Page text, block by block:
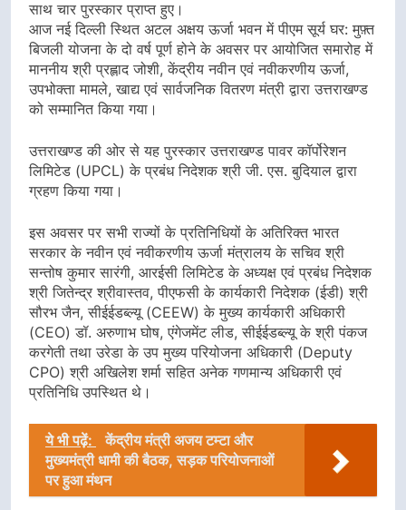
साथ चार पुरस्कार प्राप्त हुए।
आज नई दिल्ली स्थित अटल अक्षय ऊर्जा भवन में पीएम सूर्य घर: मुफ़्त
बिजली योजना के दो वर्ष पूर्ण होने के अवसर पर आयोजित समारोह में
माननीय श्री प्रह्लाद जोशी, केंद्रीय नवीन एवं नवीकरणीय ऊर्जा,
उपभोक्ता मामले, खाद्य एवं सार्वजनिक वितरण मंत्री द्वारा उत्तराखण्ड
को सम्मानित किया गया।
उत्तराखण्ड की ओर से यह पुरस्कार उत्तराखण्ड पावर कॉर्पोरेशन
लिमिटेड (UPCL) के प्रबंध निदेशक श्री जी. एस. बुदियाल द्वारा
ग्रहण किया गया।
इस अवसर पर सभी राज्यों के प्रतिनिधियों के अतिरिक्त भारत
सरकार के नवीन एवं नवीकरणीय ऊर्जा मंत्रालय के सचिव श्री
सन्तोष कुमार सारंगी, आरईसी लिमिटेड के अध्यक्ष एवं प्रबंध निदेशक
श्री जितेन्द्र श्रीवास्तव, पीएफसी के कार्यकारी निदेशक (ईडी) श्री
सौरभ जैन, सीईईडब्ल्यू (CEEW) के मुख्य कार्यकारी अधिकारी
(CEO) डॉ. अरुणाभ घोष, एंगेजमेंट लीड, सीईईडब्ल्यू के श्री पंकज
करगेती तथा उरेडा के उप मुख्य परियोजना अधिकारी (Deputy
CPO) श्री अखिलेश शर्मा सहित अनेक गणमान्य अधिकारी एवं
प्रतिनिधि उपस्थित थे।
ये भी पढ़ें:
केंद्रीय मंत्री अजय टम्टा और
मुख्यमंत्री धामी की बैठक, सड़क परियोजनाओं
पर हुआ मंथन